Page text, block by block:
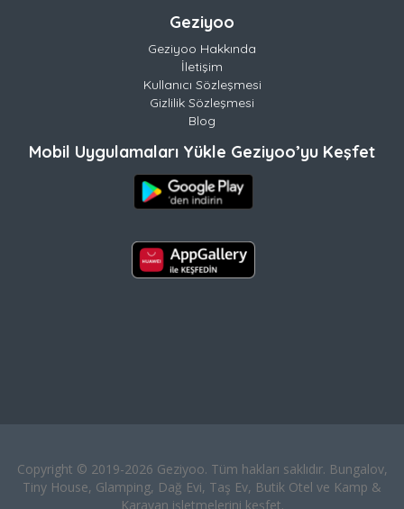
Geziyoo
Geziyoo Hakkında
İletişim
Kullanıcı Sözleşmesi
Gizlilik Sözleşmesi
Blog
Mobil Uygulamaları Yükle Geziyoo’yu Keşfet
Copyright © 2019-2026 Geziyoo. Tüm hakları saklıdır. Bungalov,
Tiny House, Glamping, Dağ Evi, Taş Ev, Butik Otel ve Kamp &
Karavan işletmelerini keşfet.